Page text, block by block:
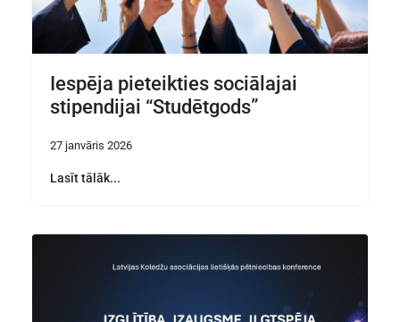
Iespēja pieteikties sociālajai
stipendijai “Studētgods”
27 janvāris 2026
Lasīt tālāk...